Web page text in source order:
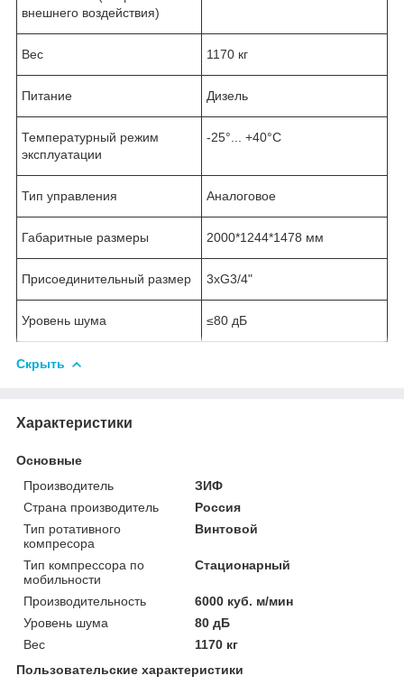
внешнего воздействия)
Вес 1170 кг
Питание Дизель
Температурный режим
эксплуатации
-25°... +40°С
Тип управления Аналоговое
Габаритные размеры 2000*1244*1478 мм
Присоединительный размер 3хG3/4"
Уровень шума ≤80 дБ
Скрыть
Характеристики
Основные
Производитель
ЗИФ
Страна производитель
Россия
Тип ротативного
компресора
Винтовой
Тип компрессора по
мобильности
Стационарный
Производительность
6000 куб. м/мин
Уровень шума
80 дБ
Вес
1170 кг
Пользовательские характеристики